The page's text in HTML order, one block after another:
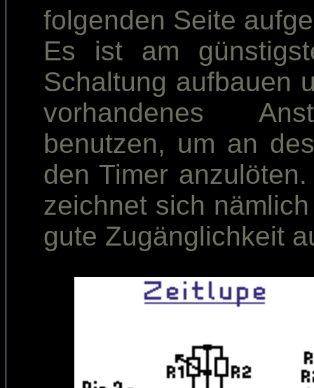
folgenden Seite
Es ist am
Schaltung aufbauen
vorhandenes
benutzen, um an
den Timer
zeichnet sich
gute Zugänglichkeit